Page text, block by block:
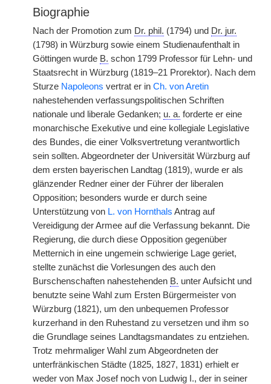
Biographie
Nach der Promotion zum Dr. phil. (1794) und Dr. jur.
(1798) in Würzburg sowie einem Studienaufenthalt in
Göttingen wurde B. schon 1799 Professor für Lehn- und
Staatsrecht in Würzburg (1819–21 Prorektor). Nach dem
Sturze Napoleons vertrat er in Ch. von Aretin
nahestehenden verfassungspolitischen Schriften
nationale und liberale Gedanken; u. a. forderte er eine
monarchische Exekutive und eine kollegiale Legislative
des Bundes, die einer Volksvertretung verantwortlich
sein sollten. Abgeordneter der Universität Würzburg auf
dem ersten bayerischen Landtag (1819), wurde er als
glänzender Redner einer der Führer der liberalen
Opposition; besonders wurde er durch seine
Unterstützung von L. von Hornthals Antrag auf
Vereidigung der Armee auf die Verfassung bekannt. Die
Regierung, die durch diese Opposition gegenüber
Metternich in eine ungemein schwierige Lage geriet,
stellte zunächst die Vorlesungen des auch den
Burschenschaften nahestehenden B. unter Aufsicht und
benutzte seine Wahl zum Ersten Bürgermeister von
Würzburg (1821), um den unbequemen Professor
kurzerhand in den Ruhestand zu versetzen und ihm so
die Grundlage seines Landtagsmandates zu entziehen.
Trotz mehrmaliger Wahl zum Abgeordneten der
unterfränkischen Städte (1825, 1827, 1831) erhielt er
weder von Max Josef noch von Ludwig I., der in seiner